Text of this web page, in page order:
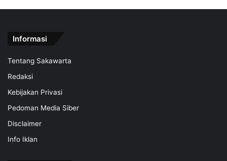
Informasi
Tentang Sakawarta
Redaksi
Kebijakan Privasi
Pedoman Media Siber
Disclaimer
Info Iklan